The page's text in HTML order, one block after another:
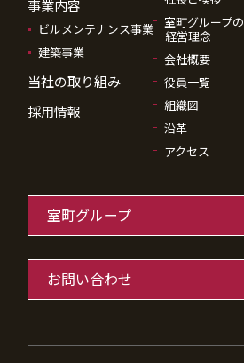
事業内容
ビルメンテナンス事業
建築事業
当社の取り組み
採用情報
室町グループの
経営理念
会社概要
役員一覧
組織図
沿革
アクセス
室町グループ
お問い合わせ